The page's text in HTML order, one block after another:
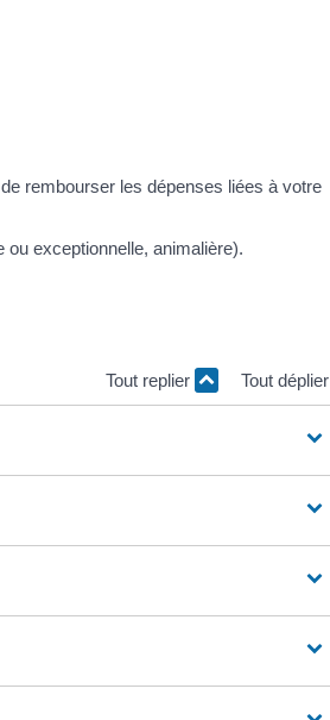
rembourser les dépenses liées à votre
exceptionnelle, animalière).
Tout replier Tout déplier